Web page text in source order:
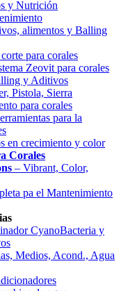
y Nutrición
alimentos y Balling
para corales
Zeovit para corales
y Aditivos
Pistola, Sierra
para corales
para la
en crecimiento y color
Corales
– Vibrant, Color,
pa el Mantenimiento
CyanoBacteria y
Medios, Acond., Agua